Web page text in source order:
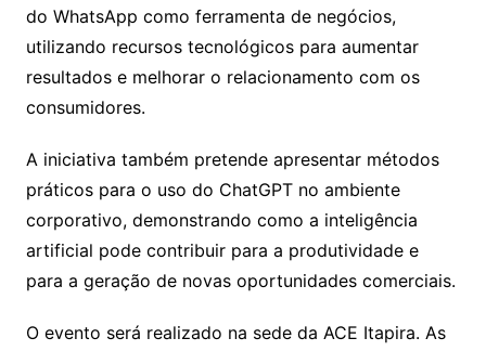
do WhatsApp como ferramenta de negócios,
utilizando recursos tecnológicos para aumentar
resultados e melhorar o relacionamento com os
consumidores.
A iniciativa também pretende apresentar métodos
práticos para o uso do ChatGPT no ambiente
corporativo, demonstrando como a inteligência
artificial pode contribuir para a produtividade e
para a geração de novas oportunidades comerciais.
O evento será realizado na sede da ACE Itapira. As